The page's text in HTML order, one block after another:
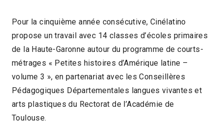
Pour la cinquième année consécutive, Cinélatino
propose un travail avec 14 classes d’écoles primaires
de la Haute-Garonne autour du programme de courts-
métrages « Petites histoires d’Amérique latine –
volume 3 », en partenariat avec les Conseillères
Pédagogiques Départementales langues vivantes et
arts plastiques du Rectorat de l’Académie de
Toulouse.